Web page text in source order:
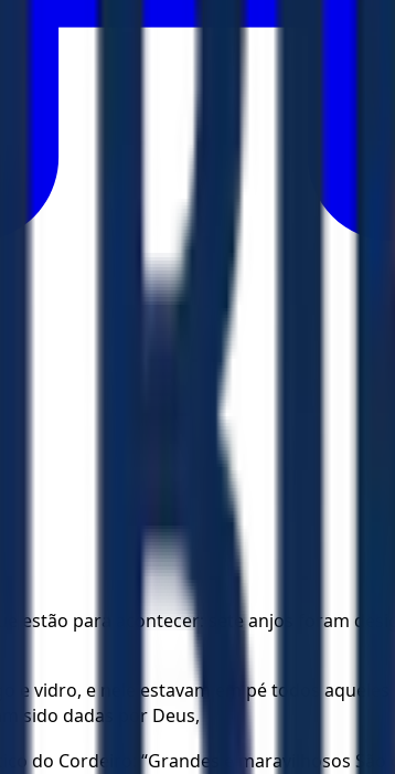
estão para acontecer: sete anjos foram
e vidro, e nele estavam em pé todos
sido dadas por Deus,
do Cordeiro: “Grandes e maravilhosos São